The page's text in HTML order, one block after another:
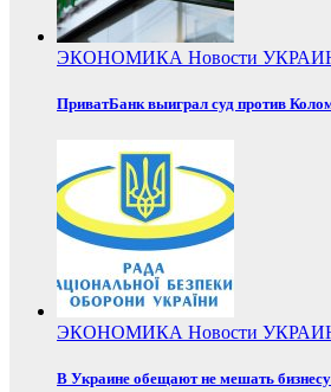
ЭКОНОМИКА Новости
ПриватБанк выиграл суд против
ЭКОНОМИКА Новости
В Украине обещают не мешать